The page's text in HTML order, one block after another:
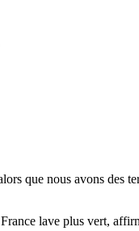
que nous avons des
lave plus vert,